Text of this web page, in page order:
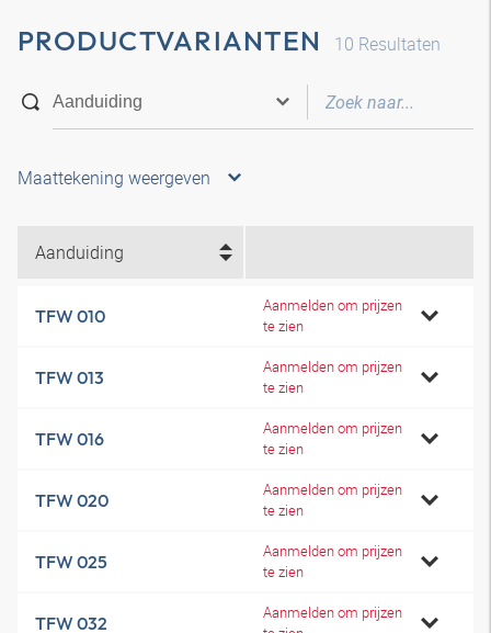
PRODUCTVARIANTEN 10 Resultaten
Maattekening weergeven
Aanduiding
TFW 010
Aanmelden om prijzen
te zien
TFW 013
Aanmelden om prijzen
te zien
TFW 016
Aanmelden om prijzen
te zien
TFW 020
Aanmelden om prijzen
te zien
TFW 025
Aanmelden om prijzen
te zien
TFW 032
Aanmelden om prijzen